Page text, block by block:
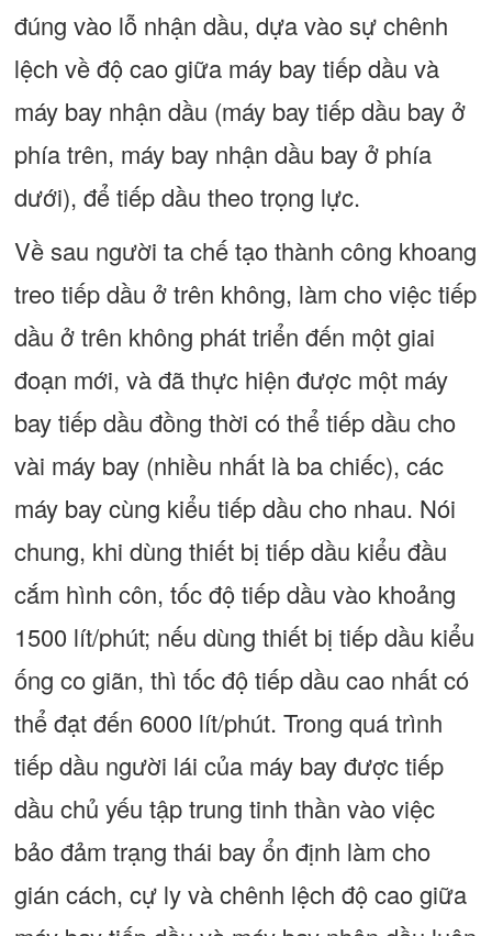
đúng vào lỗ nhận dầu, dựa vào sự chênh
lệch về độ cao giữa máy bay tiếp dầu và
máy bay nhận dầu (máy bay tiếp dầu bay ở
phía trên, máy bay nhận dầu bay ở phía
dưới), để tiếp dầu theo trọng lực.
Về sau người ta chế tạo thành công khoang
treo tiếp dầu ở trên không, làm cho việc tiếp
dầu ở trên không phát triển đến một giai
đoạn mới, và đã thực hiện được một máy
bay tiếp dầu đồng thời có thể tiếp dầu cho
vài máy bay (nhiều nhất là ba chiếc), các
máy bay cùng kiểu tiếp dầu cho nhau. Nói
chung, khi dùng thiết bị tiếp dầu kiểu đầu
cắm hình côn, tốc độ tiếp dầu vào khoảng
1500 lít/phút; nếu dùng thiết bị tiếp dầu kiểu
ống co giãn, thì tốc độ tiếp dầu cao nhất có
thể đạt đến 6000 lít/phút. Trong quá trình
tiếp dầu người lái của máy bay được tiếp
dầu chủ yếu tập trung tinh thần vào việc
bảo đảm trạng thái bay ổn định làm cho
gián cách, cự ly và chênh lệch độ cao giữa